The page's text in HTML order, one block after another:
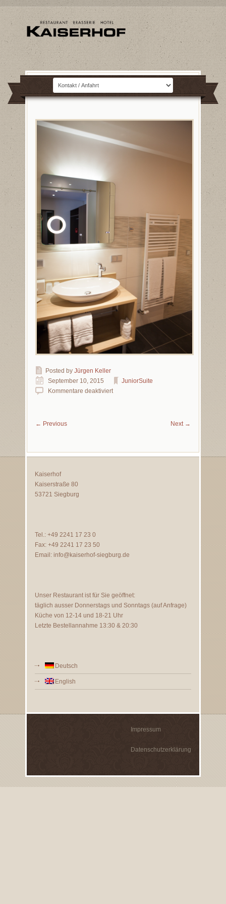
Posted by Jürgen Keller
September 10, 2015
JuniorSuite
Kommentare deaktiviert
← Previous Next →
Kaiserhof
Kaiserstraße 80
53721 Siegburg
Tel.: +49 2241 17 23 0
Fax: +49 2241 17 23 50
Email: info@kaiserhof-siegburg.de
Unser Restaurant ist für Sie geöffnet:
täglich ausser Donnerstags und Sonntags (auf Anfrage)
Küche von 12-14 und 18-21 Uhr
Letzte Bestellannahme 13:30 & 20:30
Deutsch
English
Impressum
Datenschutzerklärung